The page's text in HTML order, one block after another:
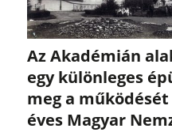
Az Akadémián
egy különleges
meg a működését
éves Magyar